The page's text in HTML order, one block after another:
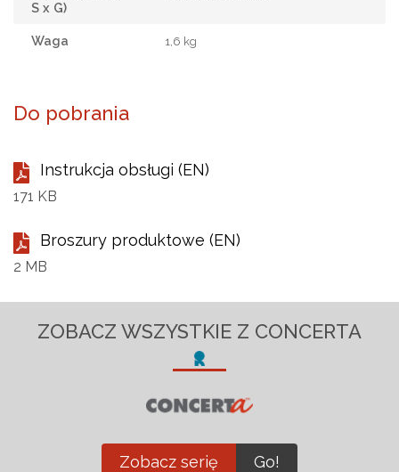
S x G)
Waga 1,6 kg
Do pobrania
Instrukcja obsługi (EN)
171 KB
Broszury produktowe (EN)
2 MB
ZOBACZ WSZYSTKIE Z CONCERTA
Zobacz serię Go!